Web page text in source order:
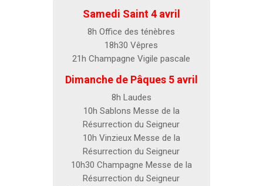
Samedi Saint 4 avril
8h Office des ténèbres
18h30 Vêpres
21h Champagne Vigile pascale
Dimanche de Pâques 5 avril
8h Laudes
10h Sablons Messe de la
Résurrection du Seigneur
10h Vinzieux Messe de la
Résurrection du Seigneur
10h30 Champagne Messe de la
Résurrection du Seigneur